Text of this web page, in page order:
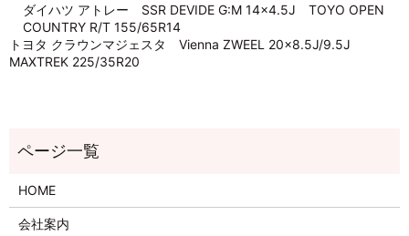
ダイハツ アトレー SSR DEVIDE G:M 14×4.5J TOYO OPEN
COUNTRY R/T 155/65R14
トヨタ クラウンマジェスタ Vienna ZWEEL 20×8.5J/9.5J
MAXTREK 225/35R20
HOME
会社案内